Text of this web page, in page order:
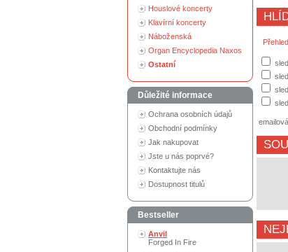
Houslové koncerty
Klavírní koncerty
Náboženská
Organ Encyclopedia Naxos
Ostatní
Důležité informace
Ochrana osobních údajů
Obchodní podmínky
Jak nakupovat
Jste u nás poprvé?
Kontaktujte nás
Dostupnost titulů
Bestseller
Anvil
Forged In Fire